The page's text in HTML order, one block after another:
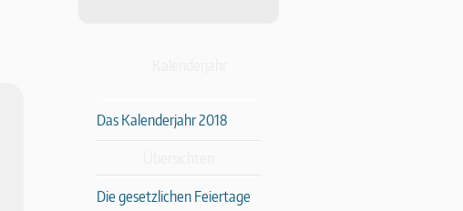
Das Kalenderjahr 2018
Die gesetzlichen Feiertage